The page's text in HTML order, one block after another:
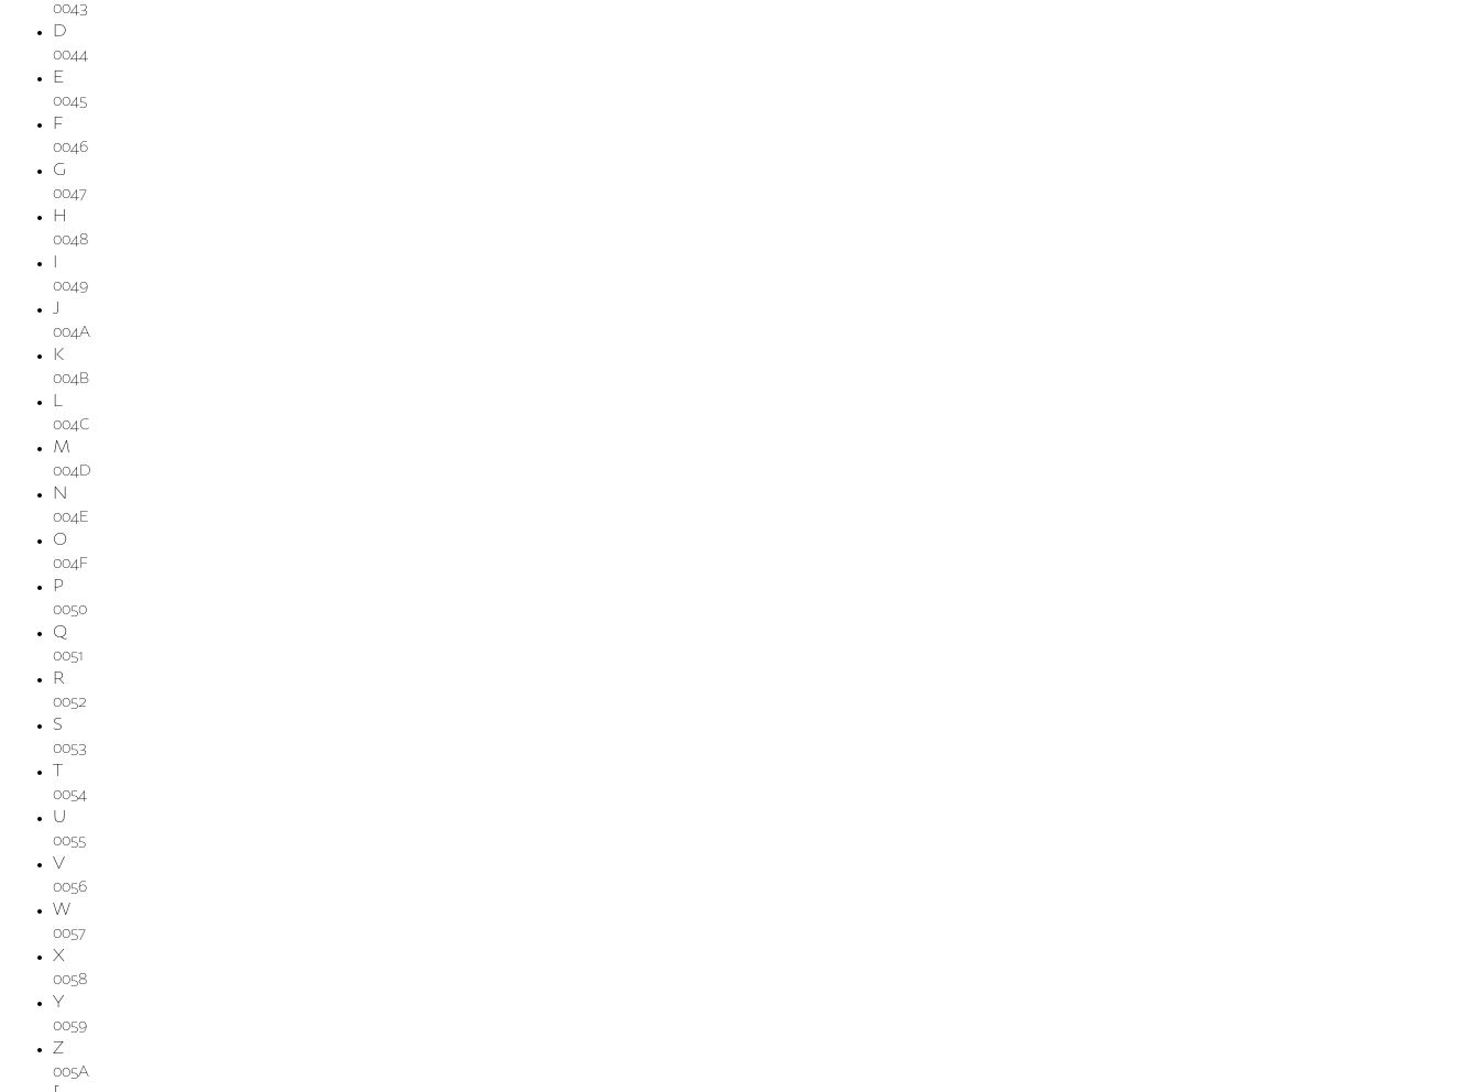
0043
D
0044
E
0045
F
0046
G
0047
H
0048
I
0049
J
004A
K
004B
L
004C
M
004D
N
004E
O
004F
P
0050
Q
0051
R
0052
S
0053
T
0054
U
0055
V
0056
W
0057
X
0058
Y
0059
Z
005A